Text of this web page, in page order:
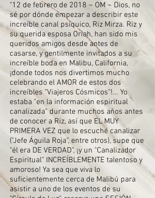
"12 de febrero de 2018 ~ OM ~ Dios, no
sé por dónde empezar a describir este
increíble canal psíquico, Riz Mirza. Riz y
su querida esposa Oriah, han sido mis
queridos amigos desde antes de
casarse, y gentilmente invitados a su
increíble boda en Malibu, California,
¡donde todos nos divertimos mucho
celebrando el AMOR de estos dos
increíbles "Viajeros Cósmicos"!... Yo
estaba "en la información espiritual
canalizada" durante muchos años antes
de conocer a Riz, así que EL MUY
PRIMERA VEZ que lo escuché canalizar
("Jefe Águila Roja", entre otros), supe que
"él era DE VERDAD", ¡y un "Canalizador
Espiritual" INCREÍBLEMENTE talentoso y
amoroso! Ya sea que viva lo
suficientemente cerca de Malibú para
asistir a uno de los eventos de su